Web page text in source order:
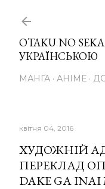
OTAKU NO
УКРАЇНСЬКОЮ
МАНҐА АНІМЕ
квітня 04, 2016
ХУДОЖНІЙ
ПЕРЕКЛАД
DAKE GA INAI